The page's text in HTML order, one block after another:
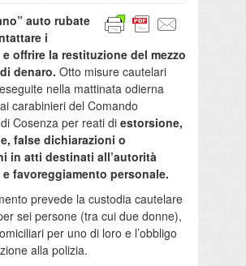
auto rubate
i
offrire la restituzione del mezzo
denaro. Otto misure cautelari
nella mattinata odierna
carabinieri del Comando
Cosenza per reati di estorsione,
false dichiarazioni o
in atti destinati all’autorità
favoreggiamento personale.
prevede la custodia cautelare
sei persone (tra cui due donne),
per uno di loro e l’obbligo
alla polizia.